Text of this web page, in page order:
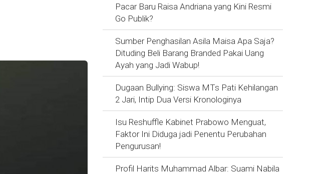
Pacar Baru Raisa Andriana yang Kini Resmi
Go Publik?
Sumber Penghasilan Asila Maisa Apa Saja?
Dituding Beli Barang Branded Pakai Uang
Ayah yang Jadi Wabup!
Dugaan Bullying: Siswa MTs Pati Kehilangan
2 Jari, Intip Dua Versi Kronologinya
Isu Reshuffle Kabinet Prabowo Menguat,
Faktor Ini Diduga jadi Penentu Perubahan
Pengurusan!
Profil Harits Muhammad Albar: Suami Nabila